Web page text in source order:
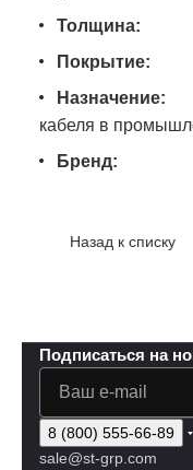
Толщина:
Покрытие:
Назначение:
кабеля в
Бренд:
Назад к списку
Подписаться на
8 (800) 555-66-89
sale@st-grp.com